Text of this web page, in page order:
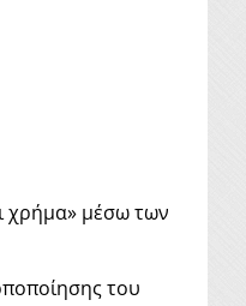
χρήμα» μέσω των
του